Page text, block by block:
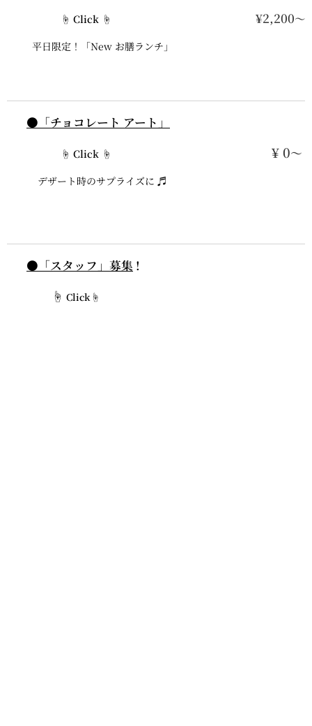
☝ Click ☝
平日限定！「New お膳ランチ」
¥2,200～
●「チョコレート アート」
☝ Click ☝
デザート時のサプライズに ♬
¥ 0〜
●「スタッフ」募集 !
☝ Click☝